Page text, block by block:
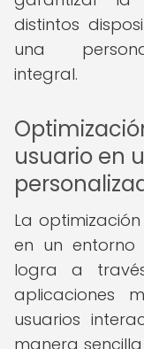
distintos
una
integral.
usuario en
La
en un entorno
logra a
aplicaciones
usuarios
manera